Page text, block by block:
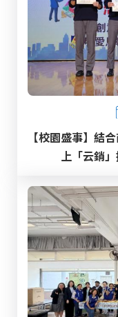
【校園盛事】結
上「云銷